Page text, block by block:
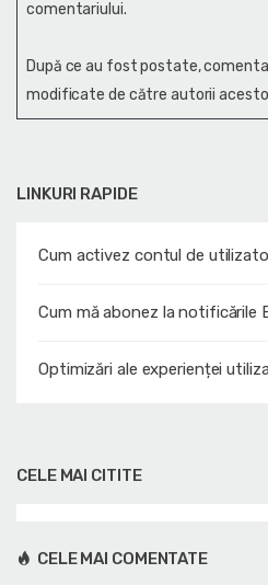
LINKURI RAPIDE
Cum activez contul de
Cum mă abonez la notificările
Optimizări ale experienței
comentariului.
După ce au fost postate,
modificate de către autorii
CELE MAI CITITE
CELE MAI COMENTATE